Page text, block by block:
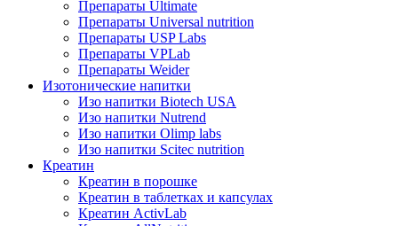
Препараты Ultimate
Препараты Universal nutrition
Препараты USP Labs
Препараты VPLab
Препараты Weider
Изотонические напитки
Изо напитки Biotech USA
Изо напитки Nutrend
Изо напитки Olimp labs
Изо напитки Scitec nutrition
Креатин
Креатин в порошке
Креатин в таблетках и капсулах
Креатин ActivLab